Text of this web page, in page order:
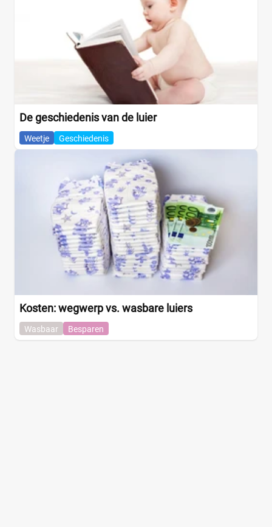
De geschiedenis van de luier
Weetje Geschiedenis
Kosten: wegwerp vs. wasbare luiers
Wasbaar Besparen